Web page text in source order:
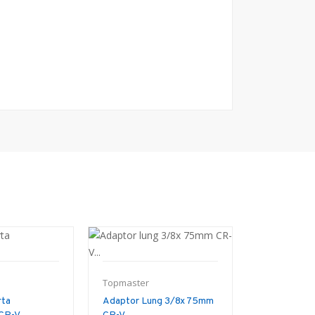
Topmaster
Adaptor Lung 3/8x 75mm